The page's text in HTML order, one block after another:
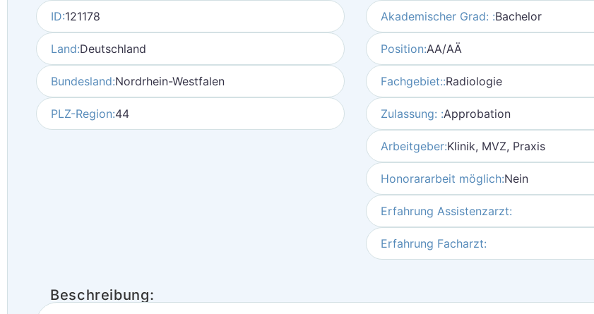
ID:121178
Land:Deutschland
Bundesland:Nordrhein-Westfalen
PLZ-Region:44
Akademischer Grad: :Bachelor
Position:AA/AÄ
Fachgebiet::Radiologie
Zulassung: :Approbation
Arbeitgeber:Klinik, MVZ, Praxis
Honorararbeit möglich:Nein
Erfahrung Assistenzarzt:
Erfahrung Facharzt:
Beschreibung: